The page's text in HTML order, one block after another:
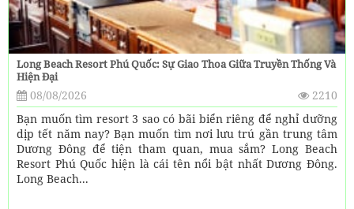
Long Beach Resort Phú Quốc: Sự Giao Thoa Giữa Truyền Thống Và
Hiện Đại
08/08/2026
2210
Bạn muốn tìm resort 3 sao có bãi biển riêng để nghỉ dưỡng
dịp tết năm nay? Bạn muốn tìm nơi lưu trú gần trung tâm
Dương Đông để tiện tham quan, mua sắm? Long Beach
Resort Phú Quốc hiện là cái tên nổi bật nhất Dương Đông.
Long Beach...